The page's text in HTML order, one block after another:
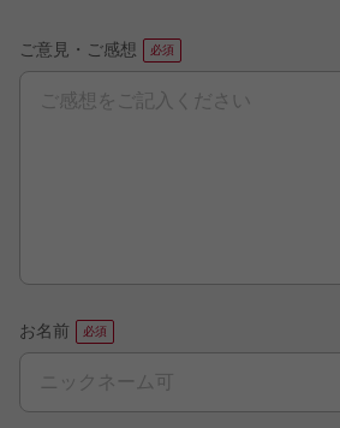
ご意見・ご感想
お名前